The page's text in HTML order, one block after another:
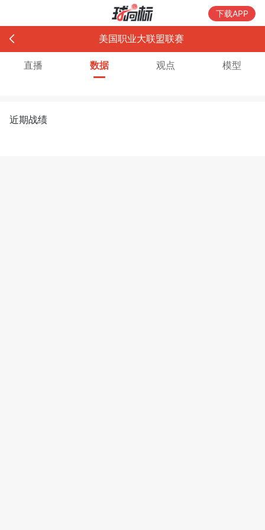
下载APP
美国职业大联盟联赛
直播 数据 观点 模型
近期战绩